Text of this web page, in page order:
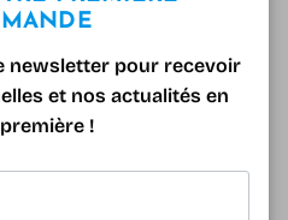
newsletter pour recevoir
et nos actualités en
!